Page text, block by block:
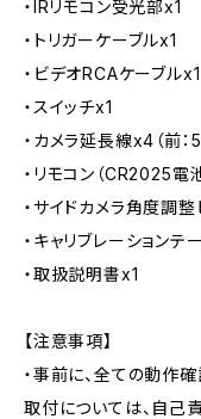
・IRリモコン受光部x1
・トリガーケーブルx1
・ビデオRCAケーブルx1
・スイッチx1
・カメラ延長線x4（前：
・リモコン（CR2025電
・サイドカメラ角度調整
・キャリブレーションテ
・取扱説明書x1
【注意事項】
・事前に、全ての動作
取付については、自己